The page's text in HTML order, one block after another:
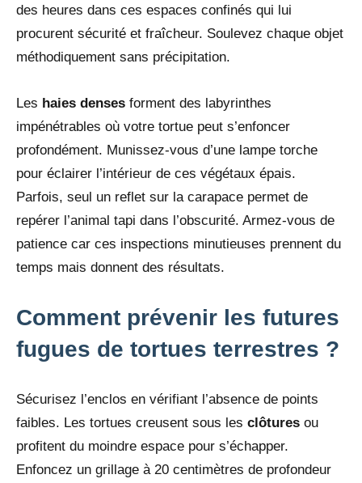
des heures dans ces espaces confinés qui lui
procurent sécurité et fraîcheur. Soulevez chaque objet
méthodiquement sans précipitation.
Les haies denses forment des labyrinthes
impénétrables où votre tortue peut s’enfoncer
profondément. Munissez-vous d’une lampe torche
pour éclairer l’intérieur de ces végétaux épais.
Parfois, seul un reflet sur la carapace permet de
repérer l’animal tapi dans l’obscurité. Armez-vous de
patience car ces inspections minutieuses prennent du
temps mais donnent des résultats.
Comment prévenir les futures
fugues de tortues terrestres ?
Sécurisez l’enclos en vérifiant l’absence de points
faibles. Les tortues creusent sous les clôtures ou
profitent du moindre espace pour s’échapper.
Enfoncez un grillage à 20 centimètres de profondeur